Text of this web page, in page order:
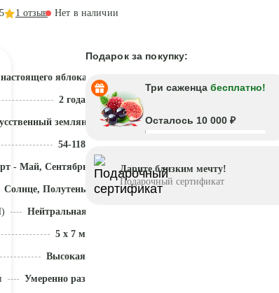
5 1 отзыв Нет в наличии
яблока
2 года
земляной ком
54-118
- Май, Сентябрь - Ноябрь
Солнце, Полутень
Нейтральная (5,5 - 7)
5 x 7 м
Высокая
Умеренно разрастается
Подарок за покупку:
Три саженца бесплатно!
Осталось 10 000 ₽
Дарите близким мечту!
Подарочный сертификат